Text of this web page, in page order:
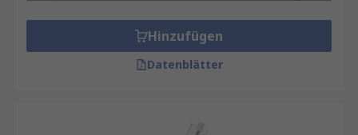
Hinzufügen
Datenblätter